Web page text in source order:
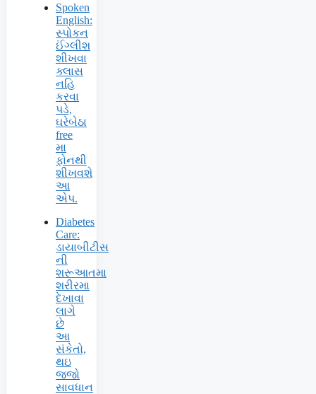
Spoken
English:
સ્પોકન
ઈંગ્લીશ
શીખવા
ક્લાસ
નહિ
કરવા
પડે,
ઘરેબેઠા
free
મા
ફોનથી
શીખવશે
આ
એપ.
Diabetes
Care:
ડાયાબીટીસ
ની
શરૂઆતમા
શરીરમા
દેખાવા
લાગે
છે
આ
સંકેતો,
થઇ
જજો
સાવધાન